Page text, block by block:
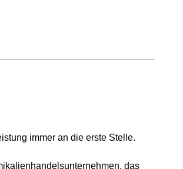
immer an die erste Stelle.
das